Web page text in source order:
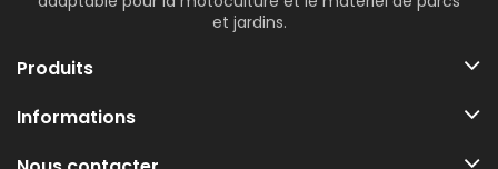
et jardins.
Produits
Informations